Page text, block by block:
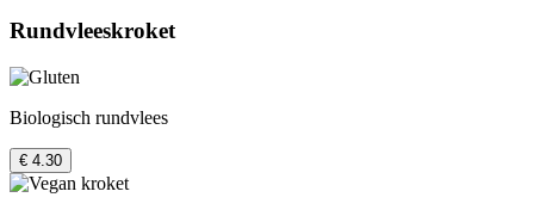
Rundvleeskroket
Biologisch rundvlees
€ 4.30